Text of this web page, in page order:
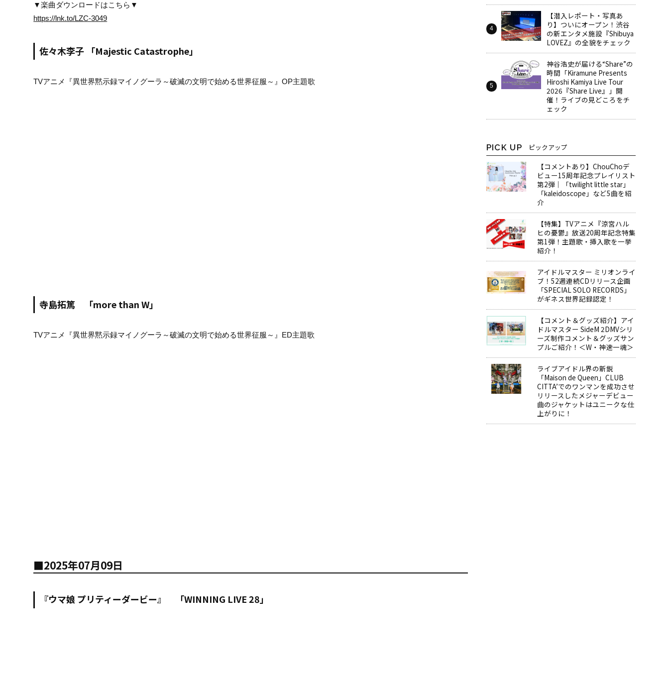
▼楽曲ダウンロードはこちら▼
https://lnk.to/LZC-3049
佐々木李子 「Majestic Catastrophe」
TVアニメ『異世界黙示録マイノグーラ～破滅の文明で始める世界征服～』OP主題歌
寺島拓篤 「more than W」
TVアニメ『異世界黙示録マイノグーラ～破滅の文明で始める世界征服～』ED主題歌
■2025年07月09日
『ウマ娘 プリティーダービー』 「WINNING LIVE 28」
【潜入レポート・写真あ
り】ついにオープン！渋谷
の新エンタメ施設『Shibuya
LOVEZ』の全貌をチェック
神谷浩史が届ける“Share”の
時間――「Kiramune Presents
Hiroshi Kamiya Live Tour
2026『Share Live』」開
催！ライブの見どころをチ
ェック
PICK UP ピックアップ
【コメントあり】ChouChoデ
ビュー15周年記念プレイリスト
第2弾｜「twilight little star」
「kaleidoscope」など5曲を紹
介
【特集】TVアニメ『涼宮ハル
ヒの憂鬱』放送20周年記念特集
第1弾！主題歌・挿入歌を一挙
紹介！
アイドルマスター ミリオンライ
ブ！52週連続CDリリース企画
「SPECIAL SOLO RECORDS」
がギネス世界記録認定！
【コメント＆グッズ紹介】アイ
ドルマスター SideM 2DMVシリ
ーズ制作コメント＆グッズサン
プルご紹介！＜W・神速一魂＞
ライブアイドル界の新鋭
「Maison de Queen」CLUB
CITTA’でのワンマンを成功させ
リリースしたメジャーデビュー
曲のジャケットはユニークな仕
上がりに！